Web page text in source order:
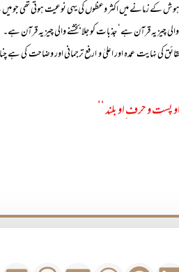
ہوش کے زمانے میں اکثر وعظوں کی یہی نوعیت ہوتی تھی جو
چیز یہ قرآن ہے‘ جذبات کو جلا بخشنے والی چیز یہ قرآن ہے۔
عمدہ اور اعلیٰ و ارفع ترجمانی اور وضاحت کی ہے
ٔاو پست و حرف ِاو بلند ‘‘